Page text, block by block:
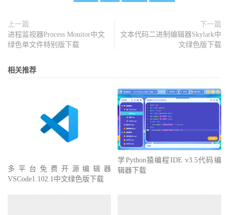
上一篇
进程监视器Process Monitor中文
绿色单文件特别版下载
下一篇
文本代码二进制编辑器Skylark中
文绿色版下载
相关推荐
多平台免费开源编辑器
VSCode1.102.1中文绿色版下载
学Python猿编程IDE v3.5代码编
辑器下载